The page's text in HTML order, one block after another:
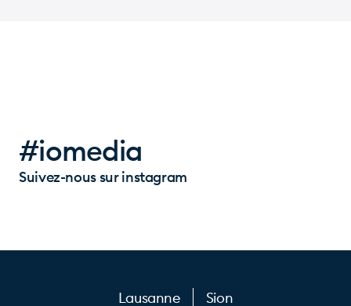
#iomedia
Suivez-nous sur instagram
Lausanne Sion